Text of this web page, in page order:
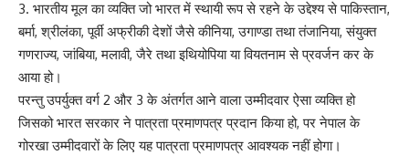
भारतीय मूल का व्यक्ति जो भारत में स्थायी रूप से रहने के उद्देश्य से पाकिस्तान,
बर्मा, श्रीलंका, पूर्वी अफ्रीकी देशों जैसे कीनिया, उगाण्डा तथा तंजानिया, संयुक्त
गणराज्य, जांबिया, मलावी, जैरे तथा इथियोपिया या वियतनाम से प्रवर्जन कर के
आया हो।
परन्तु उपर्युक्त वर्ग 2 और 3 के अंतर्गत आने वाला उम्मीदवार ऐसा व्यक्ति हो
जिसको भारत सरकार ने पात्रता प्रमाणपत्र प्रदान किया हो, पर नेपाल के
गोरखा उम्मीदवारों के लिए यह पात्रता प्रमाणपत्र आवश्यक नहीं होगा।